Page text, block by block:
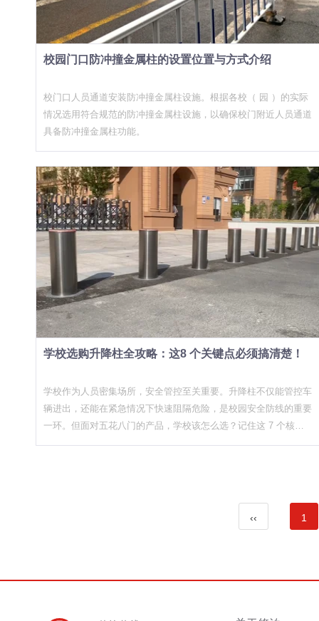
如地下水位高的地区，传统液压款需要复杂的排水系统，而机电全
密封款可以直接安装不需要排水。关键是前期的现场勘测要做得充
真正受益的是有研发能力的厂家 说一个行业里不是秘密的秘密：
露。 一批早期以组装为主的厂商，在这波政策红利中拿到了不少
订单，但因为缺乏核心的研发和制造能力，产品一致性差、故障率
高、售后响应慢。采购方用了一两年之后，开始感受到"便宜买贵
了用"的苦涩。 这反而让真正有自主研发和生产能力的厂家获得了
更多的信任。我们遇到越来越多在第一轮招标中选择了低价产品的
单位，在质保期满后主动来寻求替换或续约服务。他们的反馈很直
接：当初图便宜，现在算总账反而多花了钱。 这也印证了一个判
断：升降柱市场的这轮增长，不是短期的政策刺激，而是整个行业
向规范化、标准化方向发展的一个阶段。有研发能力的升降柱厂家
会越来越占优势，低质低价的产品会逐步被市场出清。 对于正在
考虑采购升降柱的单位来说，选一个有真实项目积累、有自主生产
能力、有完善售后体系的[升
中，升降柱突然停电了怎么办这类应急处理能力也是采购方重点考
察的内容——政府机构不能接受设备在关键时刻"掉链子"。 2026
年会不会是政府升降柱的"大年" 从UPARK悠泊目前掌握的咨询数
正在从"数字化"向"实体化"过渡，出入口安全作为可视化成果被优
先推进；三是新一代政府建筑在设计阶段就把升降柱纳入被动防撞
体系，不再是后补设备。 对于有政府项目资源的升降柱厂家来
说，接下来一年是建立标杆案例的关键窗口期，先落地的项目会成
为当地的参考模板，后续的标准化采购会向这些案例看齐。 对于
采购方来说，越早启动规划越好。升降柱不属于应急设备，但涉及
基坑施工和
校园门口防冲撞金属柱的设置位置与方式介绍
校门口人员通道安装防冲撞金属柱设施。根据各校（ 园 ）的实际
情况选用符合规范的防冲撞金属柱设施，以确保校门附近人员通道
具备防冲撞金属柱功能。
学校选购升降柱全攻略：这8 个关键点必须搞清楚！
学校作为人员密集场所，安全管控至关重要。升降柱不仅能管控车
辆进出，还能在紧急情况下快速阻隔危险，是校园安全防线的重要
一环。但面对五花八门的产品，学校该怎么选？记住这 7 个核心
参数，轻松挑到合适的！
‹‹ 1